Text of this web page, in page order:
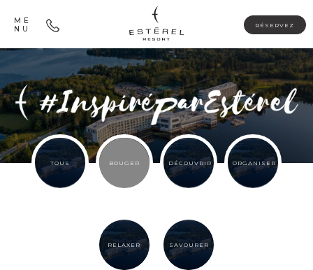
ME
NU
RÉSERVEZ
TOUS BOUGER DÉCOUVRIR ORGANISER
RELAXER SAVOURER